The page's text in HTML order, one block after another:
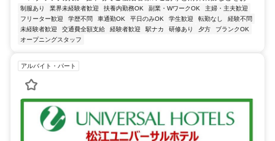
制服あり 業界未経験者歓迎 扶養内勤務OK 副業・WワークOK
主婦・主夫歓迎
フリーター歓迎
学歴不問 車通勤OK 平日のみOK 学生歓迎 転勤なし
経験不問
未経験者歓迎
交通費全額支給 経験者歓迎 駅ナカ 研修あり 夕方
ブランクOK
オープニングスタッフ
アルバイト・パート